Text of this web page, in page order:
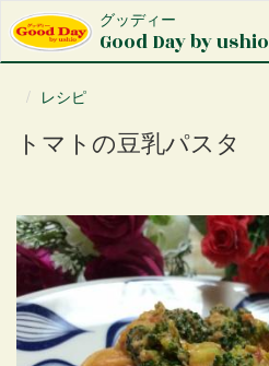
イ
グッディー
Good Day by ushio
レシピ
トマトの豆乳パスタ